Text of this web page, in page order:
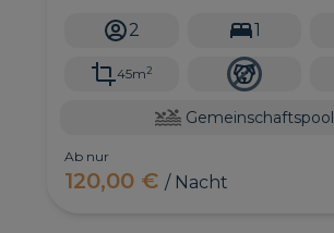
2 1
45m2
Gemeinschaftspool
Ab nur
120,00 €/ Nacht